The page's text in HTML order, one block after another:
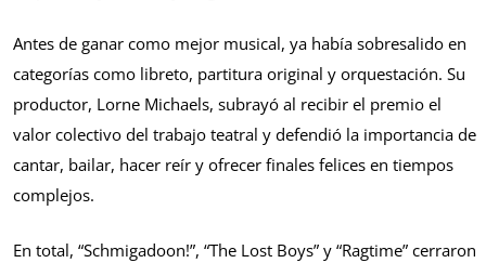
Antes de ganar como mejor musical, ya había sobresalido en
categorías como libreto, partitura original y orquestación. Su
productor, Lorne Michaels, subrayó al recibir el premio el
valor colectivo del trabajo teatral y defendió la importancia de
cantar, bailar, hacer reír y ofrecer finales felices en tiempos
complejos.
En total, “Schmigadoon!”, “The Lost Boys” y “Ragtime” cerraron